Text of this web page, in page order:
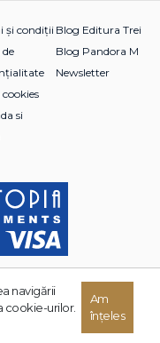
și condiții
si
Blog Editura Trei
Blog Pandora M
Newsletter
rezervate.
navigării
cookie-urilor.
Am
înțeles